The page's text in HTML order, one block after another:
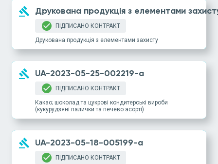
gavel Друкована продукція з елементами
check_circle ПІДПИСАНО КОНТРАКТ
Друкована продукція з елементами захисту
gavel UA-2023-05-25-002219-a
check_circle ПІДПИСАНО КОНТРАКТ
Какао; шоколад та цукрові кондитерські вироби
(кукурудзяні палички та печево асорті)
gavel UA-2023-05-18-005199-a
check_circle ПІДПИСАНО КОНТРАКТ